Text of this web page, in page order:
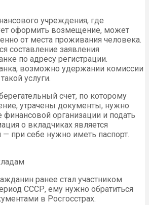
учреждения, где
оформить возмещение, может
от места проживания человека.
составление заявления
по адресу регистрации.
возможно удержании комиссии
услуги.
счет, по которому
утрачены документы, нужно
финансовой организации и подать
о вкладчиках является
при себе нужно иметь паспорт.
ранее стал участником
СССР, ему нужно обратиться
в Росгосстрах.